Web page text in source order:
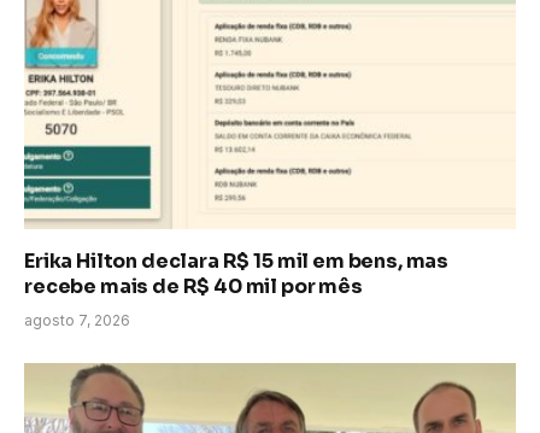
Erika Hilton declara R$ 15 mil em bens, mas
recebe mais de R$ 40 mil por mês
agosto 7, 2026